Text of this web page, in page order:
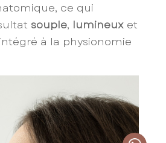
ce qui
souple, lumineuxet
à la physionomie